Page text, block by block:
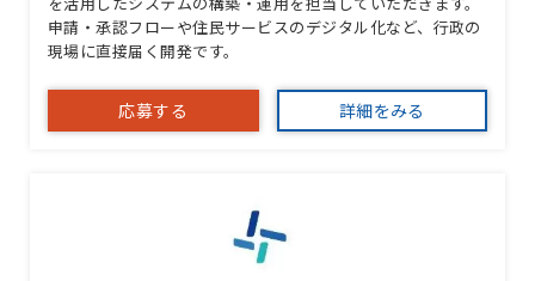
申請・承認フローや住民サービスのデジタル化など、行政の
現場に直接届く開発です。
応募する 詳細をみる